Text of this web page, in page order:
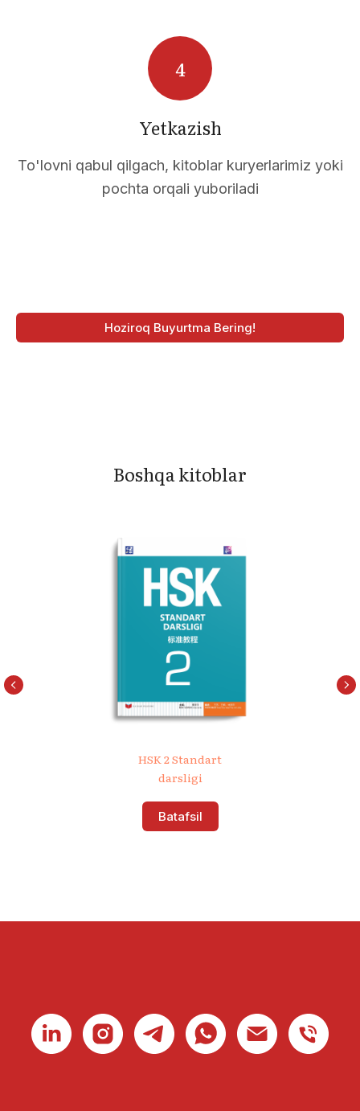
Yetkazish
To'lovni qabul qilgach, kitoblar kuryerlarimiz yoki
pochta orqali yuboriladi
Hoziroq Buyurtma Bering!
Boshqa kitoblar
HSK 2 Standart
darsligi
Batafsil